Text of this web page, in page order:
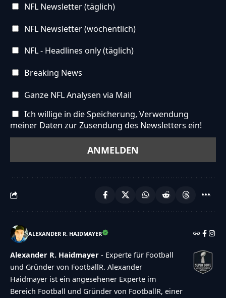
NFL Newsletter (täglich)
NFL Newsletter (wöchentlich)
NFL - Headlines only (täglich)
Breaking News
Ganze NFL Analysen via Mail
Ich willige in die Speicherung, Verwendung
meiner Daten zur Zusendung des Newsletters ein!
ALEXANDER R. HAIDMAYER
Alexander R. Haidmayer - Experte für Football
und Gründer von FootballR. Alexander
Haidmayer ist ein angesehener Experte im
Bereich Football und Gründer von FootballR, einer